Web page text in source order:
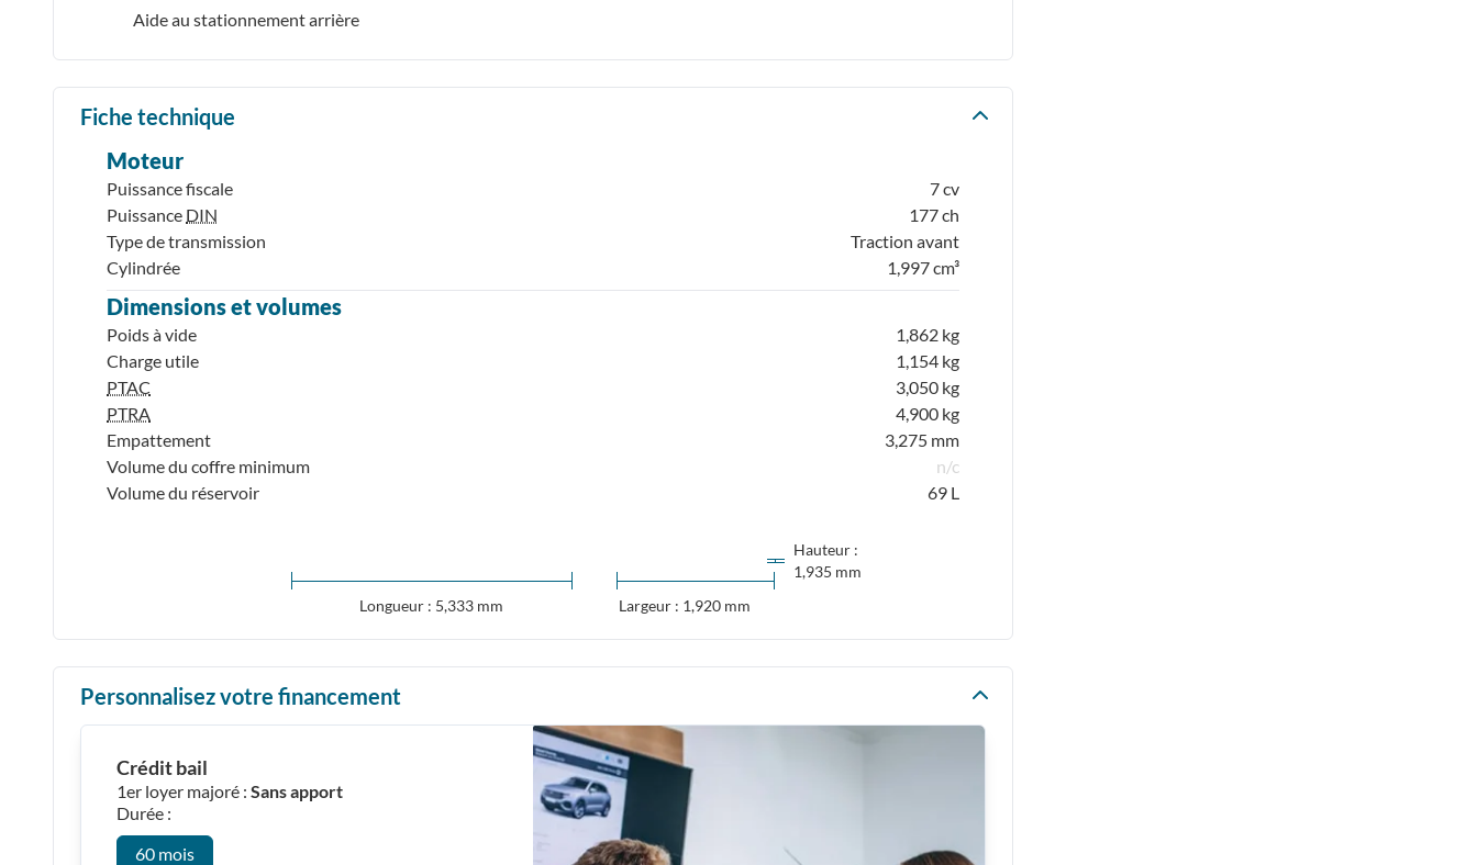
Aide au stationnement arrière
Fiche technique
Moteur
Puissance fiscale
7 cv
Puissance DIN
177 ch
Type de transmission
Traction avant
Cylindrée
1,997 cm³
Dimensions et volumes
Poids à vide
1,862 kg
Charge utile
1,154 kg
PTAC
3,050 kg
PTRA
4,900 kg
Empattement
3,275 mm
Volume du coffre minimum
n/c
Volume du réservoir
69 L
Longueur : 5,333 mm
Hauteur :
1,935 mm
Largeur : 1,920 mm
Personnalisez votre financement
Crédit bail
1er loyer majoré : Sans apport
Durée :
60 mois